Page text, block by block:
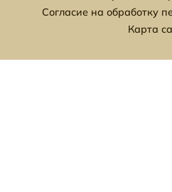
Согласие на обработку
Карта